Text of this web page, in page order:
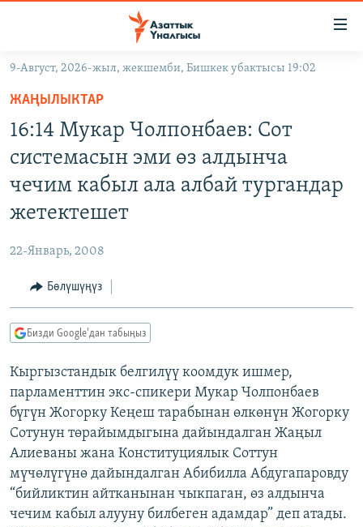
Навигацияга
өтүңүз
салыңызКЫРГЫЗСТАН
БҮГҮН АЗАТТЫКТА
ЭКСПЕРТТЕР ТАЛДАЙТ
БИЗ ЖАНА ДҮЙНӨ
ЭЖЕ-СИҢДИЛЕР
АЗАТТЫК+
ЫҢГАЙСЫЗ СУРООЛОР
ПОДКАСТ
ӨЗГӨЧӨ ПИКИР
Русский
ОНЛАЙН ШЕРИНЕ
ЭЕ/АРнун бардык сайттары
9-Август, 2026-жыл, жекшемби, Бишкек убактысы 19:02
ЖАҢЫЛЫКТАР
16:14 Мукар Чолпонбаев: Cот
системасын эми өз алдынча
чечим кабыл ала албай тургандар
жетектешет
22-Январь, 2008
Бөлүшүңүз
Бизди Google'дан табыңыз
Кыргызстандык белгилүү коомдук ишмер,
парламенттин экс-спикери Мукар Чолпонбаев
бүгүн Жогорку Кеңеш тарабынан өлкөнүн Жогорку
Сотунун төрайымдыгына дайындалган Жаңыл
Алиеваны жана Конституциялык Соттун
мүчөлүгүнө дайындалган Абибилла Абдугапаровду
“бийликтин айтканынан чыкпаган, өз алдынча
чечим кабыл алууну билбеген адамдар” деп атады.